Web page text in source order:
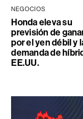
NEGOCIOS
Honda eleva su
previsión de
por el yen débil y
demanda de
EE.UU.